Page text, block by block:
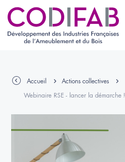
Accueil Actions collectives
Webinaire RSE - lancer la démarche !